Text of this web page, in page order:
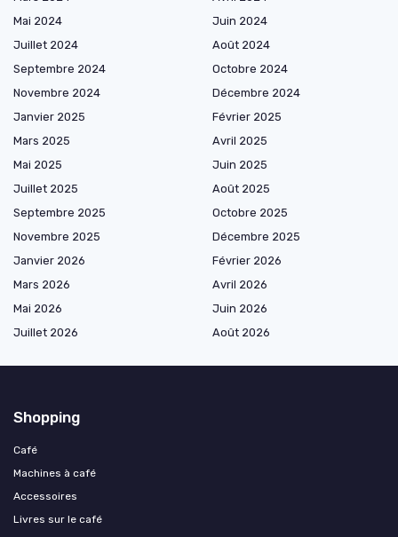
Mai 2024
Juin 2024
Juillet 2024
Août 2024
Septembre 2024
Octobre 2024
Novembre 2024
Décembre 2024
Janvier 2025
Février 2025
Mars 2025
Avril 2025
Mai 2025
Juin 2025
Juillet 2025
Août 2025
Septembre 2025
Octobre 2025
Novembre 2025
Décembre 2025
Janvier 2026
Février 2026
Mars 2026
Avril 2026
Mai 2026
Juin 2026
Juillet 2026
Août 2026
Shopping
Café
Machines à café
Accessoires
Livres sur le café